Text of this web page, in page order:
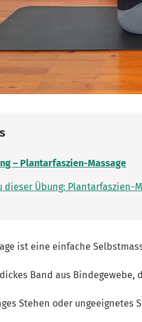
– Plantarfaszien-Massage
dieser Übung: Plantarfaszien-
ist eine einfache
Band aus
Stehen oder